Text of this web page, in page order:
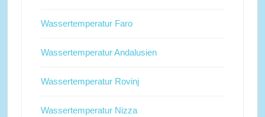
Wassertemperatur Faro
Wassertemperatur Andalusien
Wassertemperatur Rovinj
Wassertemperatur Nizza